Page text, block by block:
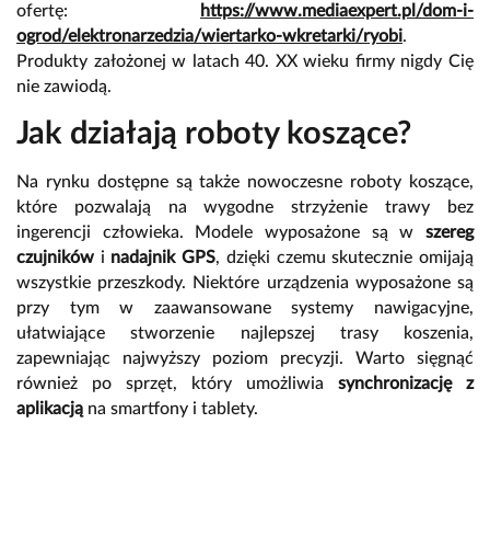
ofertę:
https://www.mediaexpert.pl/dom-i-
ogrod/elektronarzedzia/wiertarko-wkretarki/ryobi.
Produkty założonej w latach 40. XX wieku firmy nigdy Cię
nie zawiodą.
Jak działają roboty koszące?
Na rynku dostępne są także nowoczesne roboty koszące,
które pozwalają na wygodne strzyżenie trawy bez
ingerencji człowieka. Modele wyposażone są w szereg
czujników i nadajnik GPS, dzięki czemu skutecznie omijają
wszystkie przeszkody. Niektóre urządzenia wyposażone są
przy tym w zaawansowane systemy nawigacyjne,
ułatwiające stworzenie najlepszej trasy koszenia,
zapewniając najwyższy poziom precyzji. Warto sięgnąć
również po sprzęt, który umożliwia synchronizację z
aplikacją na smartfony i tablety.